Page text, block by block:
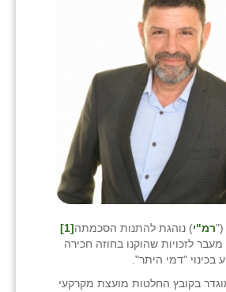
("רמ"י) נוהגת להתנות הסכמתה[1]
מעבר לזכויות שהוקנו בחוזה חכירה
בכינוי "דמי היתר".
בקובץ החלטות מועצת מקרקעי